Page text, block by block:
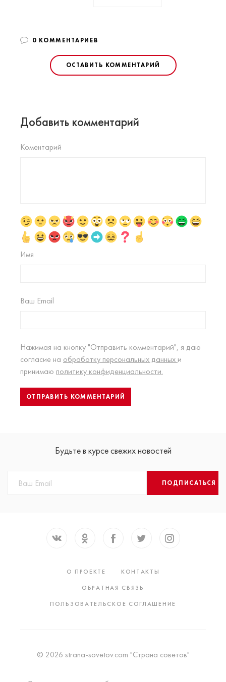
0 КОММЕНТАРИЕВ
ОСТАВИТЬ КОММЕНТАРИЙ
Добавить комментарий
Коментарий
Имя
Ваш Email
Нажимая на кнопку "Отправить комментарий", я даю
согласие на обработку персональных данных и
принимаю политику конфиденциальности.
Будьте в курсе свежих новостей
ПОДПИСАТЬСЯ
О ПРОЕКТЕ
КОНТАКТЫ
ОБРАТНАЯ СВЯЗЬ
ПОЛЬЗОВАТЕЛЬСКОЕ СОГЛАШЕНИЕ
© 2026 strana-sovetov.com "Страна советов"